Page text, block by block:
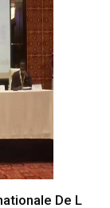
De L